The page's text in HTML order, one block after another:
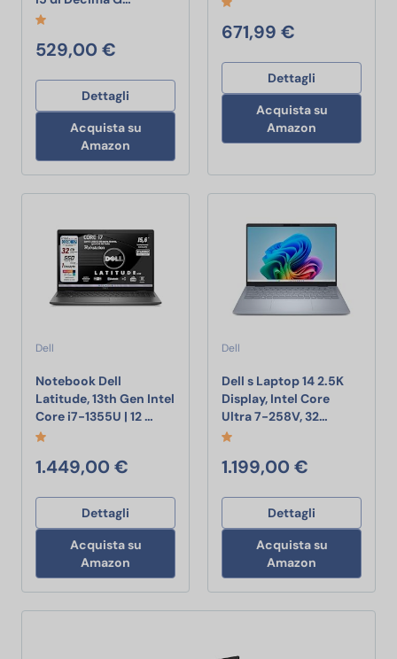
529,00 €
Dettagli
Acquista su
Amazon
671,99 €
Dettagli
Acquista su
Amazon
Dell
Notebook Dell
Latitude, 13th Gen Intel
Core i7-1355U | 12 … Notebook Dell Latitude, 13th Gen Intel
1.449,00 €
Dettagli
Acquista su
Amazon
Dell
Dell s Laptop 14 2.5K
Display, Intel Core
Ultra 7-258V, 32…
1.199,00 €
Dettagli
Acquista su
Amazon